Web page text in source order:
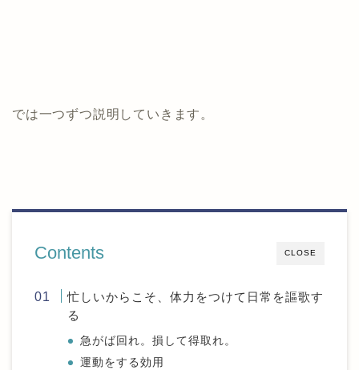
では一つずつ説明していきます。
CLOSE
Contents
忙しいからこそ、体力をつけて日常を謳歌す
る
急がば回れ。損して得取れ。
運動をする効用